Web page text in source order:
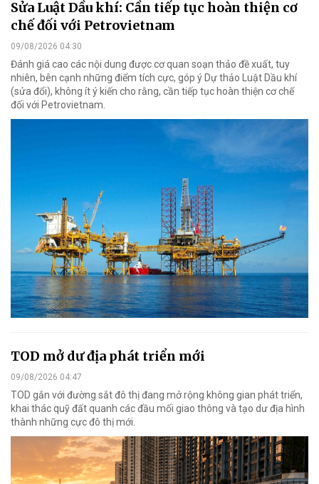
Sửa Luật Dầu khí: Cần tiếp tục hoàn thiện cơ
chế đối với Petrovietnam
09/08/2026 04:30
Đánh giá cao các nội dung được cơ quan soạn thảo đề xuất, tuy
nhiên, bên cạnh những điểm tích cực, góp ý Dự thảo Luật Dầu khí
(sửa đổi), không ít ý kiến cho rằng, cần tiếp tục hoàn thiện cơ chế
đối với Petrovietnam.
TOD mở dư địa phát triển mới
09/08/2026 04:47
TOD gắn với đường sắt đô thị đang mở rộng không gian phát triển,
khai thác quỹ đất quanh các đầu mối giao thông và tạo dư địa hình
thành những cực đô thị mới.